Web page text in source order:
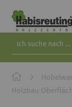
Holzbau